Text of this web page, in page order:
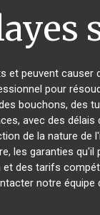
et peuvent
pour
bouchons, des
avec des délais
de la nature de
les garanties
des tarifs
notre